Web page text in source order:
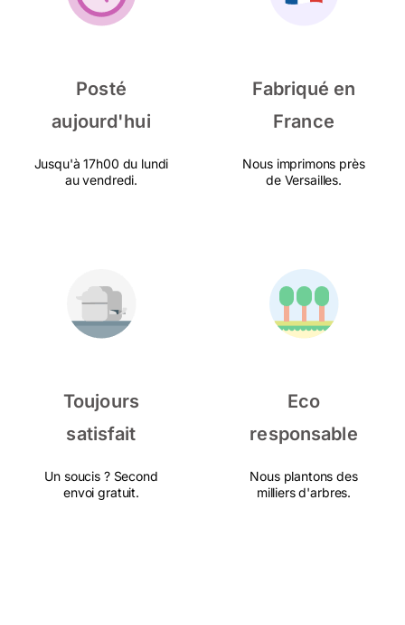
Posté
aujourd'hui
Jusqu'à 17h00 du lundi
au vendredi.
Fabriqué en
France
Nous imprimons près
de Versailles.
Toujours
satisfait
Un soucis ? Second
envoi gratuit.
Eco
responsable
Nous plantons des
milliers d'arbres.